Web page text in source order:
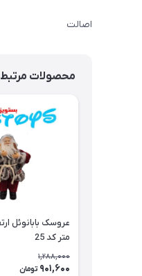
اصالت
محصولات مرتبط
متر کد 25
1,288,000
901,600 تومان